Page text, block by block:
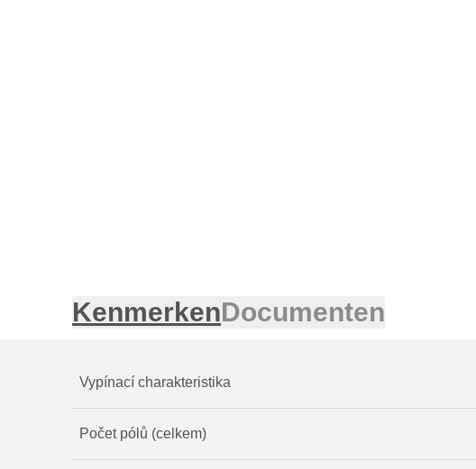
KenmerkenDocumenten
Vypínací charakteristika
Počet pólů (celkem)